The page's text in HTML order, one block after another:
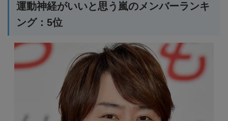
運動神経がいいと思う嵐のメンバーランキ
ング：5位